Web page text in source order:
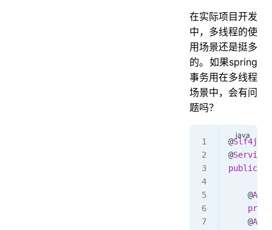
在实际项目开发
中，多线程的使
用场景还是挺多
的。如果spring
事务用在多线程
场景中，会有问
题吗？
@Slf4j
@Service
public
    @
    @